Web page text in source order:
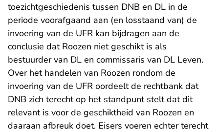
toezichtgeschiedenis tussen DNB en DL in de
periode voorafgaand aan (en losstaand van) de
invoering van de UFR kan bijdragen aan de
conclusie dat Roozen niet geschikt is als
bestuurder van DL en commissaris van DL Leven.
Over het handelen van Roozen rondom de
invoering van de UFR oordeelt de rechtbank dat
DNB zich terecht op het standpunt stelt dat dit
relevant is voor de geschiktheid van Roozen en
daaraan afbreuk doet. Eisers voeren echter terecht